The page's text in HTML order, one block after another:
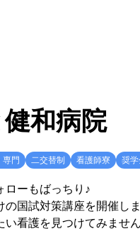
和病院
専門 二交替制 看護師寮 奨
ーもばっちり♪
の国試対策講座を開催し
い看護を見つけてみませ